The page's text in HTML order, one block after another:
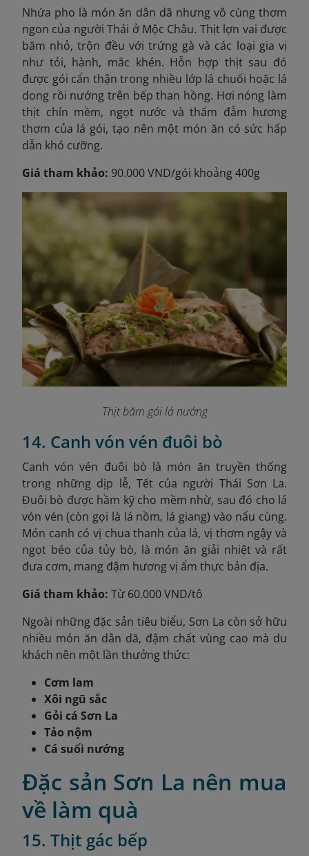
Nhứa pho là món ăn dân dã nhưng vô cùng thơm
ngon của người Thái ở Mộc Châu. Thịt lợn vai được
băm nhỏ, trộn đều với trứng gà và các loại gia vị
như tỏi, hành, mắc khén. Hỗn hợp thịt sau đó
được gói cẩn thận trong nhiều lớp lá chuối hoặc lá
dong rồi nướng trên bếp than hồng. Hơi nóng làm
thịt chín mềm, ngọt nước và thấm đẫm hương
thơm của lá gói, tạo nên một món ăn có sức hấp
dẫn khó cưỡng.
Giá tham khảo: 90.000 VND/gói khoảng 400g
Thịt băm gói lá nướng
14. Canh vón vén đuôi bò
Canh vón vén đuôi bò là món ăn truyền thống
trong những dịp lễ, Tết của người Thái Sơn La.
Đuôi bò được hầm kỹ cho mềm nhừ, sau đó cho lá
vón vén (còn gọi là lá nồm, lá giang) vào nấu cùng.
Món canh có vị chua thanh của lá, vị thơm ngậy và
ngọt béo của tủy bò, là món ăn giải nhiệt và rất
đưa cơm, mang đậm hương vị ẩm thực bản địa.
Giá tham khảo: Từ 60.000 VND/tô
Ngoài những đặc sản tiêu biểu, Sơn La còn sở hữu
nhiều món ăn dân dã, đậm chất vùng cao mà du
khách nên một lần thưởng thức:
Cơm lam
Xôi ngũ sắc
Gỏi cá Sơn La
Tảo nộm
Cá suối nướng
Đặc sản Sơn La nên mua
về làm quà
15. Thịt gác bếp